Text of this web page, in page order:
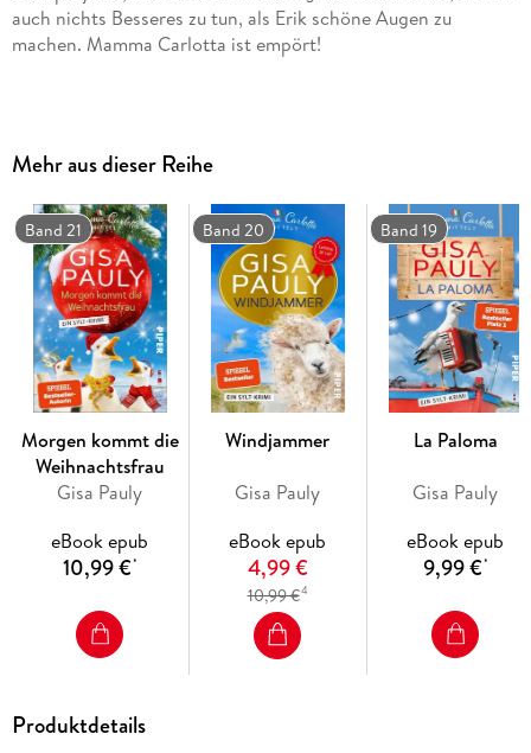
auch nichts Besseres zu tun, als Erik schöne Augen zu
machen. Mamma Carlotta ist empört!
Urlaub mit Mama Carlotta!
Bücher für den Urlaub gibt es viele. Hervorragende
Regionalkrimis ebenso. Doch kaum ein anderer Nordsee-
Krimi bringt das Lebensgefühl auf Sylt mit so viel Charme
und Situationskomik auf den Punkt wie die Mamma Carlotta-
Reihe. Lassen Sie die Seele baumeln und schmökern Sie nach
Herzenslust - die Romane von Gisa Pauly sind ein pures
Vergnügen und ein perfekter Tipp für Ihre Urlaubslektüre.
»Man muss sie einfach mögen, die italienische Miss Marple
von Sylt. « Brigitte
Mehr aus dieser Reihe
Band 21
Morgen kommt die
Weihnachtsfrau
Gisa Pauly
eBook epub
10,99 €*
Band 20
Windjammer
Gisa Pauly
eBook epub
4,99 €
10,99 €4
Band 19
La Paloma
Gisa Pauly
eBook epub
9,99 €*
Produktdetails